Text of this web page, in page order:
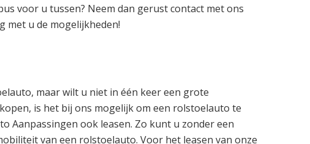
voor u tussen? Neem dan gerust contact met ons
met u de mogelijkheden!
maar wilt u niet in één keer een grote
is het bij ons mogelijk om een rolstoelauto te
Aanpassingen ook leasen. Zo kunt u zonder een
van een rolstoelauto. Voor het leasen van onze